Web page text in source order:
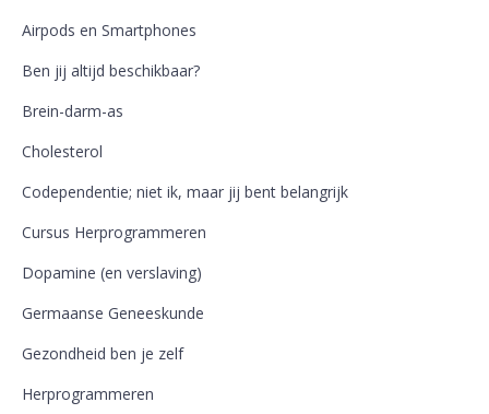
Airpods en Smartphones
Ben jij altijd beschikbaar?
Brein-darm-as
Cholesterol
Codependentie; niet ik, maar jij bent belangrijk
Cursus Herprogrammeren
Dopamine (en verslaving)
Germaanse Geneeskunde
Gezondheid ben je zelf
Herprogrammeren